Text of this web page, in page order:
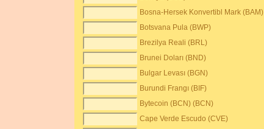
Bosna-Hersek Konvertibl Mark (BAM)
Botsvana Pula (BWP)
Brezilya Reali (BRL)
Brunei Doları (BND)
Bulgar Levası (BGN)
Burundi Frangı (BIF)
Bytecoin (BCN) (BCN)
Cape Verde Escudo (CVE)